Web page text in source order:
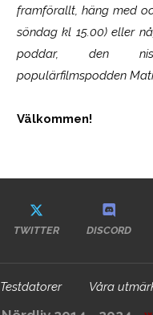
framförallt, häng med
söndag kl 15.00) eller
poddar, den
populärfilmspodden
Välkommen!
TWITTER DISCORD
Testdatorer Våra